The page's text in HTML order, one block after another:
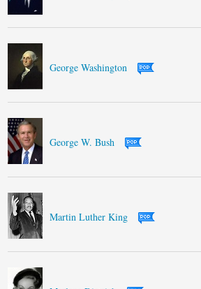
George Washington
George W. Bush
Martin Luther King